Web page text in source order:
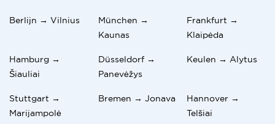
Berlijn → Vilnius
München →
Kaunas
Frankfurt →
Klaipėda
Hamburg →
Šiauliai
Düsseldorf →
Panevėžys
Keulen → Alytus
Stuttgart →
Marijampolė
Bremen → Jonava
Hannover →
Telšiai